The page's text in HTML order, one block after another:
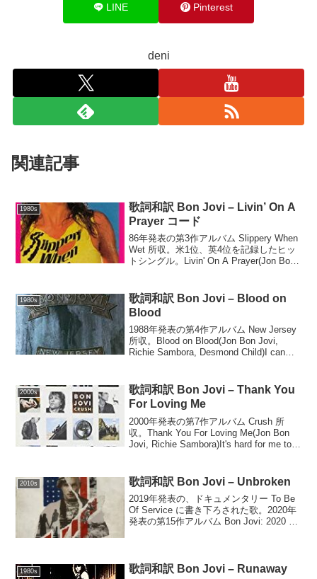
LINE Pinterest
deni
関連記事
1980s
歌詞和訳 Bon Jovi – Livin’ On A
Prayer コード
86年発表の第3作アルバム Slippery When
Wet 所収。米1位、英4位を記録したヒッ
トシングル。Livin' On A Prayer(Jon Bon
1980s
歌詞和訳 Bon Jovi – Blood on
Blood
1988年発表の第4作アルバム New Jersey
所収。Blood on Blood(Jon Bon Jovi,
Richie Sambora, Desmond Child)I can
2000s
歌詞和訳 Bon Jovi – Thank You
For Loving Me
2000年発表の第7作アルバム Crush 所
収。Thank You For Loving Me(Jon Bon
Jovi, Richie Sambora)It's hard for me to
2010s 歌詞和訳 Bon Jovi – Unbroken
2019年発表の、ドキュメンタリー To Be
Of Service に書き下ろされた歌。2020年
発表の第15作アルバム Bon Jovi: 2020 所
1980s 歌詞和訳 Bon Jovi – Runaway